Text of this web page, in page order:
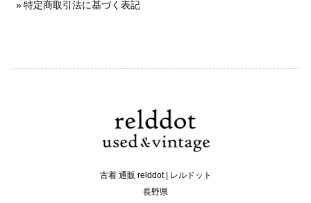
特定商取引法に基づく表記
古着 通販 relddot | レルドット
長野県